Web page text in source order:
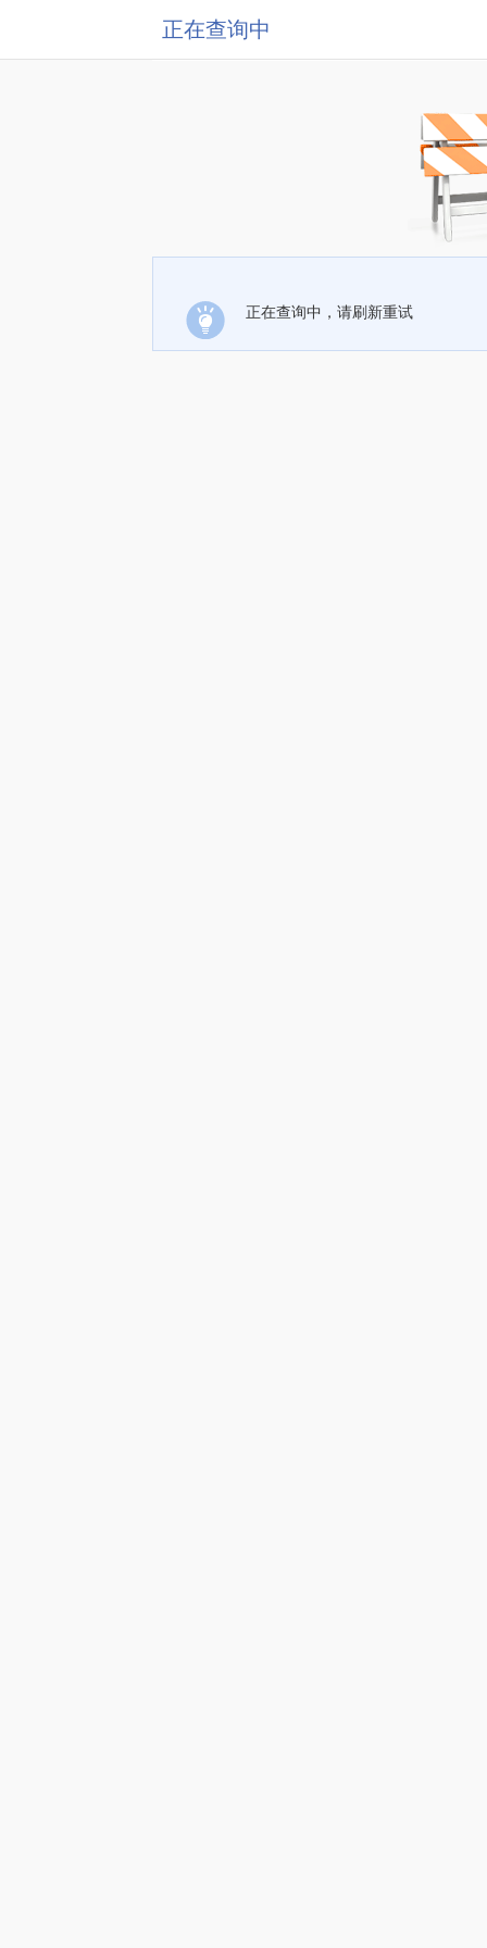
正在查询中
正在查询中，请刷新重试